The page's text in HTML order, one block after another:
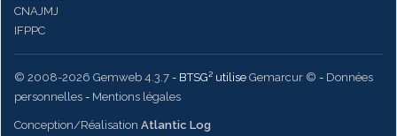
CNAJMJ
IFPPC
© 2008-2026 Gemweb 4.3.7 - BTSG² utilise Gemarcur © - Données
personnelles - Mentions légales
Conception/Réalisation Atlantic Log